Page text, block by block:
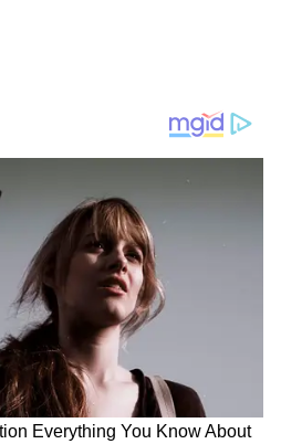
मंत्री ने कहा कि उनका एक
प्राप्त है। उन्होंने कहा, "सचिन
हैं। उन्होंने पार्टियां नहीं बदली
में शामिल हुए हैं। वह राज्य
क्षेत्र में उनकी अच्छी पकड़ है।
दबाया जा रहा था। यह उसी
सब आ जाएंगे'